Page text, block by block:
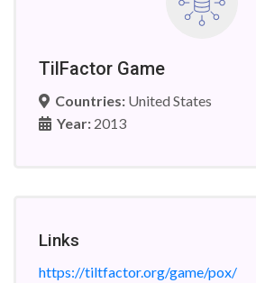
TilFactor Game
Countries: United States
Year: 2013
Links
https://tiltfactor.org/game/pox/